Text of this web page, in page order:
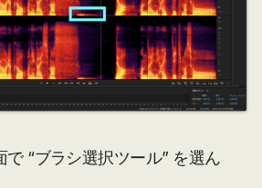
“ブラシ選択ツール” を選ん